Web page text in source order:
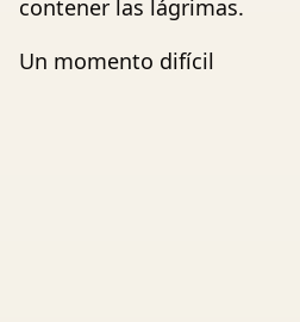
contener las lágrimas.
Un momento difícil